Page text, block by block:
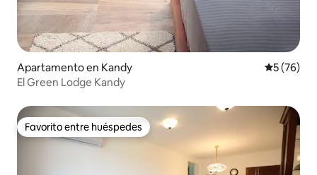
Apartamento en Kandy
5 (76)
El Green Lodge Kandy
Favorito entre huéspedes
Favorito entre huéspedes